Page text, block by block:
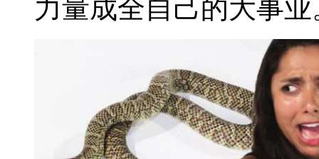
力量成全自己的大事